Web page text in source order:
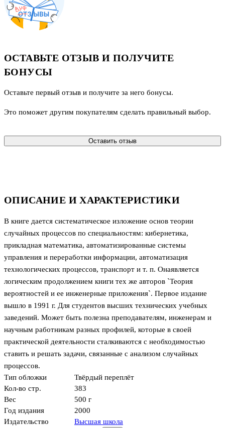
ОПИСАНИЕ И ХАРАКТЕРИСТИКИ
В книге дается систематическое изложение основ теории
случайных процессов по специальностям: кибернетика,
прикладная математика, автоматизированные системы
управления и переработки информации, автоматизация
технологических процессов, транспорт и т. п. Онаявляется
логическим продолжением книги тех же авторов `Теория
вероятностей и ее инженерные приложения`. Первое издание
вышло в 1991 г. Для студентов высших технических учебных
заведений. Может быть полезна преподавателям, инженерам и
научным работникам разных профилей, которые в своей
практической деятельности сталкиваются с необходимостью
ставить и решать задачи, связанные с анализом случайных
процессов.
Тип обложки
Твёрдый переплёт
Кол-во стр.
383
Вес
500 г
Год издания
2000
Издательство
Высшая школа
ОСТАВЬТЕ ОТЗЫВ И ПОЛУЧИТЕ
БОНУСЫ
Оставьте первый отзыв и получите за него бонусы.
Это поможет другим покупателям сделать правильный выбор.
Оставить отзыв